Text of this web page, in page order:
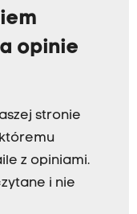
opinie
stronie
z opiniami.
i nie